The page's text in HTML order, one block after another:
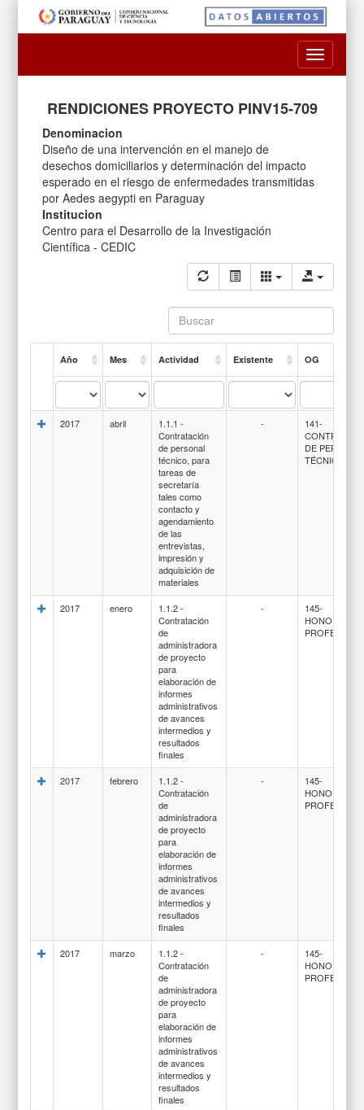
Toggle
RENDICIONES PROYECTO PINV15-709
Denominacion
Diseño de una intervención en el manejo de
desechos domiciliarios y determinación del impacto
esperado en el riesgo de enfermedades transmitidas
por Aedes aegypti en Paraguay
Institucion
Centro para el Desarrollo de la Investigación
Científica - CEDIC
Año Mes Actividad Existente OG
2017 abril
1.1.1 -
Contratación
de personal
técnico, para
tareas de
secretaría
tales como
contacto y
agendamiento
de las
entrevistas,
impresión y
adquisición de
materiales
-
141-
DE
TÉCNICO
2017 enero
1.1.2 -
Contratación
de
administradora
de proyecto
para
elaboración de
informes
administrativos
de avances
intermedios y
resultados
finales
-
145-
2017 febrero
1.1.2 -
Contratación
de
administradora
de proyecto
para
elaboración de
informes
administrativos
de avances
intermedios y
resultados
finales
-
145-
2017 marzo
1.1.2 -
Contratación
de
administradora
de proyecto
para
elaboración de
informes
administrativos
de avances
intermedios y
resultados
finales
-
145-